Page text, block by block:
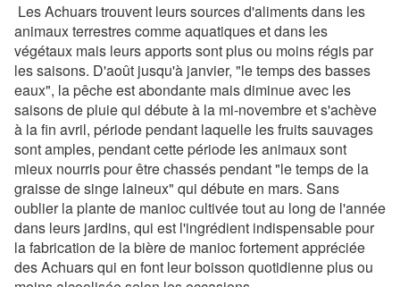
Les Achuars trouvent leurs sources d'aliments dans les
animaux terrestres comme aquatiques et dans les
végétaux mais leurs apports sont plus ou moins régis par
les saisons. D'août jusqu'à janvier, "le temps des basses
eaux", la pêche est abondante mais diminue avec les
saisons de pluie qui débute à la mi-novembre et s'achève
à la fin avril, période pendant laquelle les fruits sauvages
sont amples, pendant cette période les animaux sont
mieux nourris pour être chassés pendant "le temps de la
graisse de singe laineux" qui débute en mars. Sans
oublier la plante de manioc cultivée tout au long de l'année
dans leurs jardins, qui est l'ingrédient indispensable pour
la fabrication de la bière de manioc fortement appréciée
des Achuars qui en font leur boisson quotidienne plus ou